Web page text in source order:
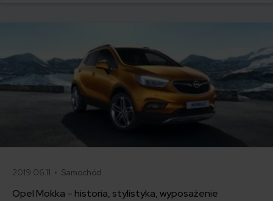
2019.06.11 • Samochód
Opel Mokka – historia, stylistyka, wyposażenie